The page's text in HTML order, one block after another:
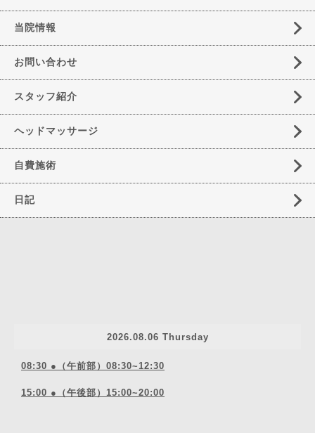
当院情報
お問い合わせ
スタッフ紹介
ヘッドマッサージ
自費施術
日記
2026.08.06 Thursday
08:30 ●（午前部）08:30~12:30
15:00 ●（午後部）15:00~20:00